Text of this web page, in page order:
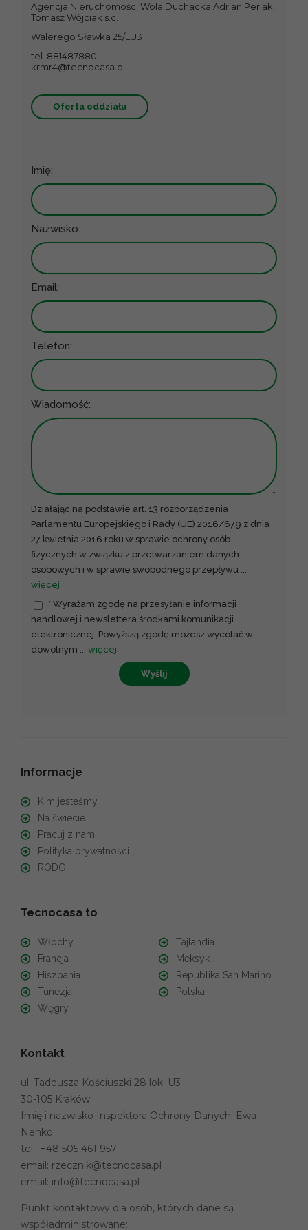
Agencja Nieruchomości Wola Duchacka Adrian Perlak,
Tomasz Wójciak s.c.
Walerego Sławka 25/LU3
tel. 881487880
krmr4@tecnocasa.pl
Oferta oddziału
Imię:
Nazwisko:
Email:
Telefon:
Wiadomość:
Działając na podstawie art. 13 rozporządzenia
Parlamentu Europejskiego i Rady (UE) 2016/679 z dnia
27 kwietnia 2016 roku w sprawie ochrony osób
fizycznych w związku z przetwarzaniem danych
osobowych i w sprawie swobodnego przepływu ...
więcej
* Wyrażam zgodę na przesyłanie informacji
handlowej i newslettera środkami komunikacji
elektronicznej. Powyższą zgodę możesz wycofać w
dowolnym ... więcej
Wyślij
Informacje
Kim jesteśmy
Na świecie
Pracuj z nami
Polityka prywatności
RODO
Tecnocasa to
Włochy
Francja
Hiszpania
Tunezja
Węgry
Tajlandia
Meksyk
Republika San Marino
Polska
Kontakt
ul. Tadeusza Kościuszki 28 lok. U3
30-105 Kraków
Imię i nazwisko Inspektora Ochrony Danych: Ewa
Nenko
tel.: +48 505 461 957
email: rzecznik@tecnocasa.pl
email: info@tecnocasa.pl
Punkt kontaktowy dla osób, których dane są
współadministrowane: